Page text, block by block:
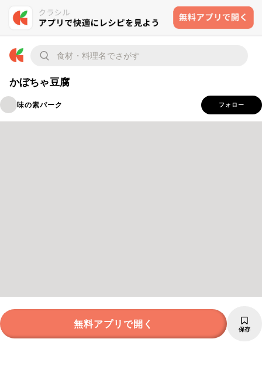
かぼちゃ豆腐
味の素パーク フォロー
無料アプリで開く 保存